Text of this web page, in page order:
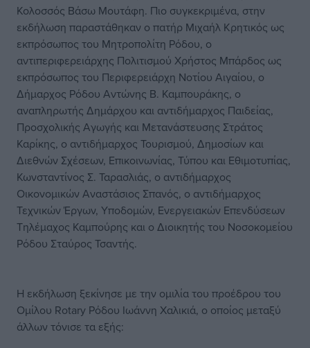
Κολοσσός Βάσω Μουτάφη. Πιο συγκεκριμένα, στην
εκδήλωση παραστάθηκαν ο πατήρ Μιχαήλ Κρητικός ως
εκπρόσωπος του Μητροπολίτη Ρόδου, ο
αντιπεριφερειάρχης Πολιτισμού Χρήστος Μπάρδος ως
εκπρόσωπος του Περιφερειάρχη Νοτίου Αιγαίου, ο
Δήμαρχος Ρόδου Αντώνης Β. Καμπουράκης, ο
αναπληρωτής Δημάρχου και αντιδήμαρχος Παιδείας,
Προσχολικής Αγωγής και Μετανάστευσης Στράτος
Καρίκης, ο αντιδήμαρχος Τουρισμού, Δημοσίων και
Διεθνών Σχέσεων, Επικοινωνίας, Τύπου και Εθιμοτυπίας,
Κωνσταντίνος Σ. Ταρασλιάς, ο αντιδήμαρχος
Οικονομικών Αναστάσιος Σπανός, ο αντιδήμαρχος
Τεχνικών Έργων, Υποδομών, Ενεργειακών Επενδύσεων
Τηλέμαχος Καμπούρης και ο Διοικητής του Νοσοκομείου
Ρόδου Σταύρος Τσαντής.
Η εκδήλωση ξεκίνησε με την ομιλία του προέδρου του
Ομίλου Rotary Ρόδου Ιωάννη Χαλικιά, ο οποίος μεταξύ
άλλων τόνισε τα εξής: